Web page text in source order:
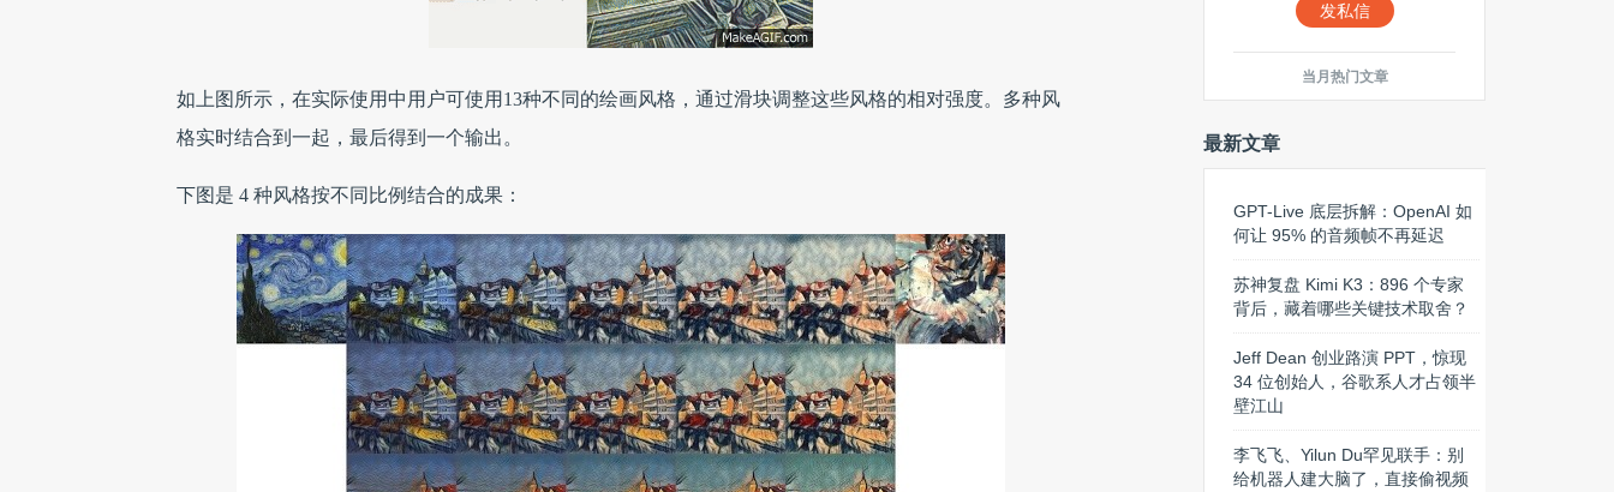
如上图所示，在实际使用中用户可使用13种不同的绘画风格，通过滑块调整这些风格的相对强度。多种风
格实时结合到一起，最后得到一个输出。
下图是 4 种风格按不同比例结合的成果：
发私信
当月热门文章
最新文章
GPT-Live 底层拆解：OpenAI 如
何让 95% 的音频帧不再延迟
苏神复盘 Kimi K3：896 个专家
背后，藏着哪些关键技术取舍？
Jeff Dean 创业路演 PPT，惊现
34 位创始人，谷歌系人才占领半
壁江山
李飞飞、Yilun Du罕见联手：别
给机器人建大脑了，直接偷视频